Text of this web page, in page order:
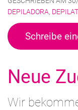
DEPILADORA,
Schreibe
Neue
Wir